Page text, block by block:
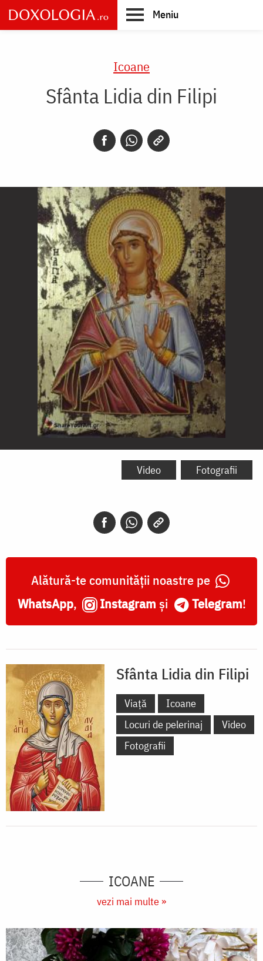
Skip
to
main
Meniu
Icoane
Sfânta Lidia din Filipi
Sfânta
Video Fotografii
Alătură-te comunității noastre pe
WhatsApp, Instagram și Telegram!
Sfânta Lidia din Filipi
Viață
Icoane
Locuri de pelerinaj
Video
Fotografii
ICOANE
vezi mai multe »